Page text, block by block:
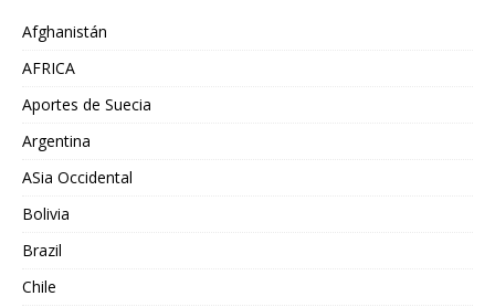
Afghanistán
AFRICA
Aportes de Suecia
Argentina
ASia Occidental
Bolivia
Brazil
Chile